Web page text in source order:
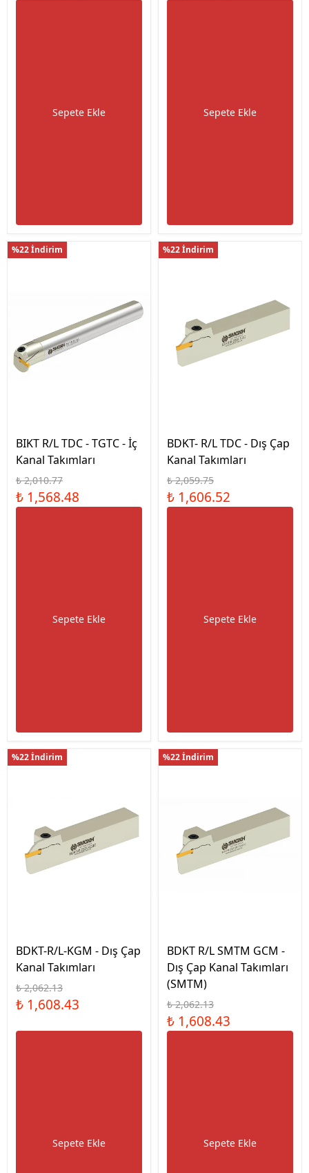
Sepete Ekle Sepete Ekle
%22 İndirim
BIKT R/L TDC - TGTC - İç
Kanal Takımları
₺ 2,010.77
₺ 1,568.48
Sepete Ekle
%22 İndirim
BDKT- R/L TDC - Dış Çap
Kanal Takımları
₺ 2,059.75
₺ 1,606.52
Sepete Ekle
%22 İndirim
BDKT-R/L-KGM - Dış Çap
Kanal Takımları
₺ 2,062.13
₺ 1,608.43
Sepete Ekle
%22 İndirim
BDKT R/L SMTM GCM -
Dış Çap Kanal Takımları
(SMTM)
₺ 2,062.13
₺ 1,608.43
Sepete Ekle